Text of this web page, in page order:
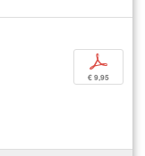
p
€ 9,95